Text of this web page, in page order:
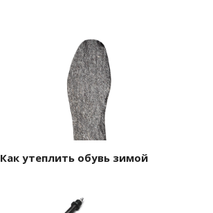
Как утеплить обувь зимой